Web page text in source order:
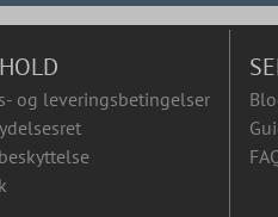
og leveringsbetingelser